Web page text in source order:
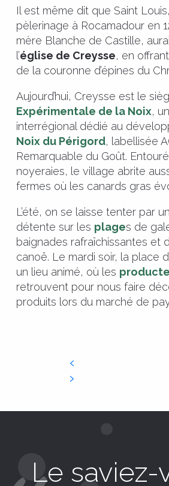
Il est même dit que Saint
pèlerinage à Rocamadour en
mère Blanche de Castille,
l’église de Creysse, en
de la couronne d’épines du
Aujourd’hui, Creysse est le
Expérimentale de la Noix,
interrégional dédié au
Noix du Périgord, labellisée
Remarquable du Goût.
noyeraies, le village abrite
fermes où les canards gras
L’été, on se laisse tenter par
détente sur les plages de
baignades rafraîchissantes et
canoë. Le mardi soir, la place
un lieu animé, où les
retrouvent pour nous faire
produits lors du marché de
Le saviez-